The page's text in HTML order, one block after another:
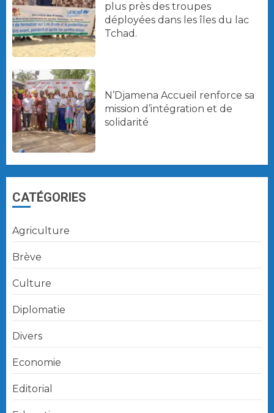
plus près des troupes
déployées dans les îles du lac
Tchad.
N’Djamena Accueil renforce sa
mission d’intégration et de
solidarité
CATÉGORIES
Agriculture
Brève
Culture
Diplomatie
Divers
Economie
Editorial